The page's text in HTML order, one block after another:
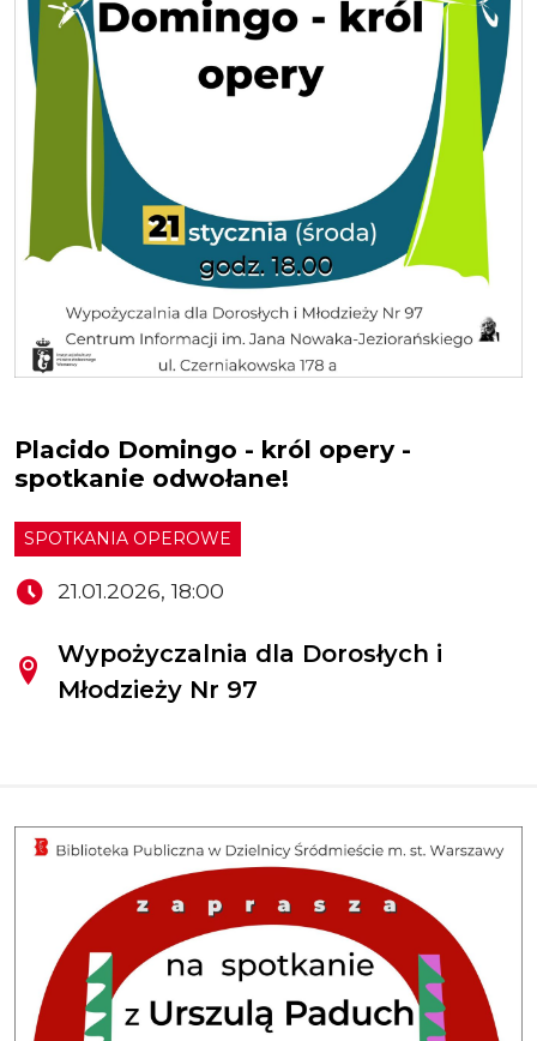
Placido Domingo - król opery -
spotkanie odwołane!
SPOTKANIA OPEROWE
21.01.2026, 18:00
Wypożyczalnia dla Dorosłych i
Młodzieży Nr 97